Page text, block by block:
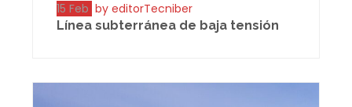
15 Feb by editorTecniber
Línea subterránea de baja tensión